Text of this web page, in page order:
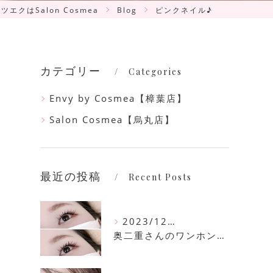
ツエクはSalon Cosmea Blog ピンクネイル♪
カテゴリー Categories
Envy by Cosmea【樟葉店】
Salon Cosmea【烏丸店】
最近の投稿 Recent Posts
2023/12/16
奥二重さんのワンホンマツエク